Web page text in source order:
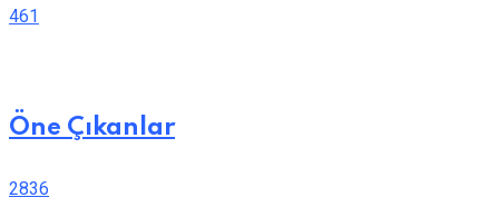
461
Öne Çıkanlar
2836